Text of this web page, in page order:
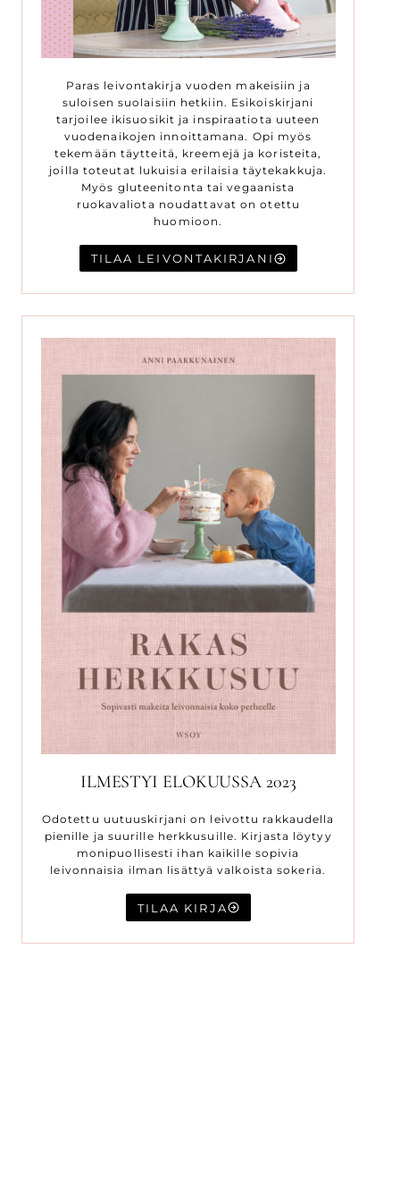
Paras leivontakirja vuoden makeisiin ja
suloisen suolaisiin hetkiin. Esikoiskirjani
tarjoilee ikisuosikit ja inspiraatiota uuteen
vuodenaikojen innoittamana. Opi myös
tekemään täytteitä, kreemejä ja koristeita,
joilla toteutat lukuisia erilaisia täytekakkuja.
Myös gluteenitonta tai vegaanista
ruokavaliota noudattavat on otettu
huomioon.
TILAA LEIVONTAKIRJANI
ILMESTYI ELOKUUSSA 2023
Odotettu uutuuskirjani on leivottu rakkaudella
pienille ja suurille herkkusuille. Kirjasta löytyy
monipuollisesti ihan kaikille sopivia
leivonnaisia ilman lisättyä valkoista sokeria.
TILAA KIRJA